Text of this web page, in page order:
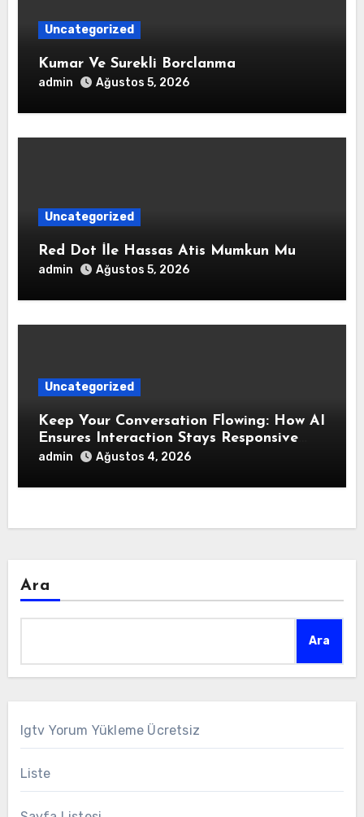
Uncategorized
Kumar Ve Surekli Borclanma
admin Ağustos 5, 2026
Uncategorized
Red Dot İle Hassas Atis Mumkun Mu
admin Ağustos 5, 2026
Uncategorized
Keep Your Conversation Flowing: How AI
Ensures Interaction Stays Responsive
During Dialogue
admin Ağustos 4, 2026
Ara
Ara
Igtv Yorum Yükleme Ücretsiz
Liste